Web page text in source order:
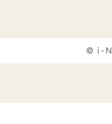
© i-